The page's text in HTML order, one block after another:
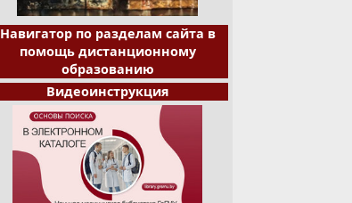
Навигатор по разделам сайта в
помощь дистанционному
образованию
Видеоинструкция